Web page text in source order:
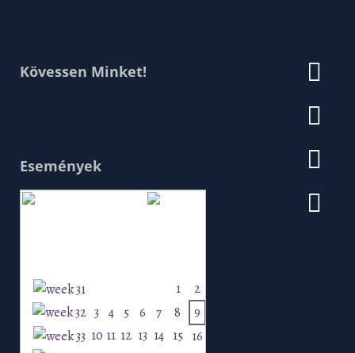
Kövessen Minket!
Események
1
2
3 4 5 6 7 8
9
10 11 12 13 14 15 16